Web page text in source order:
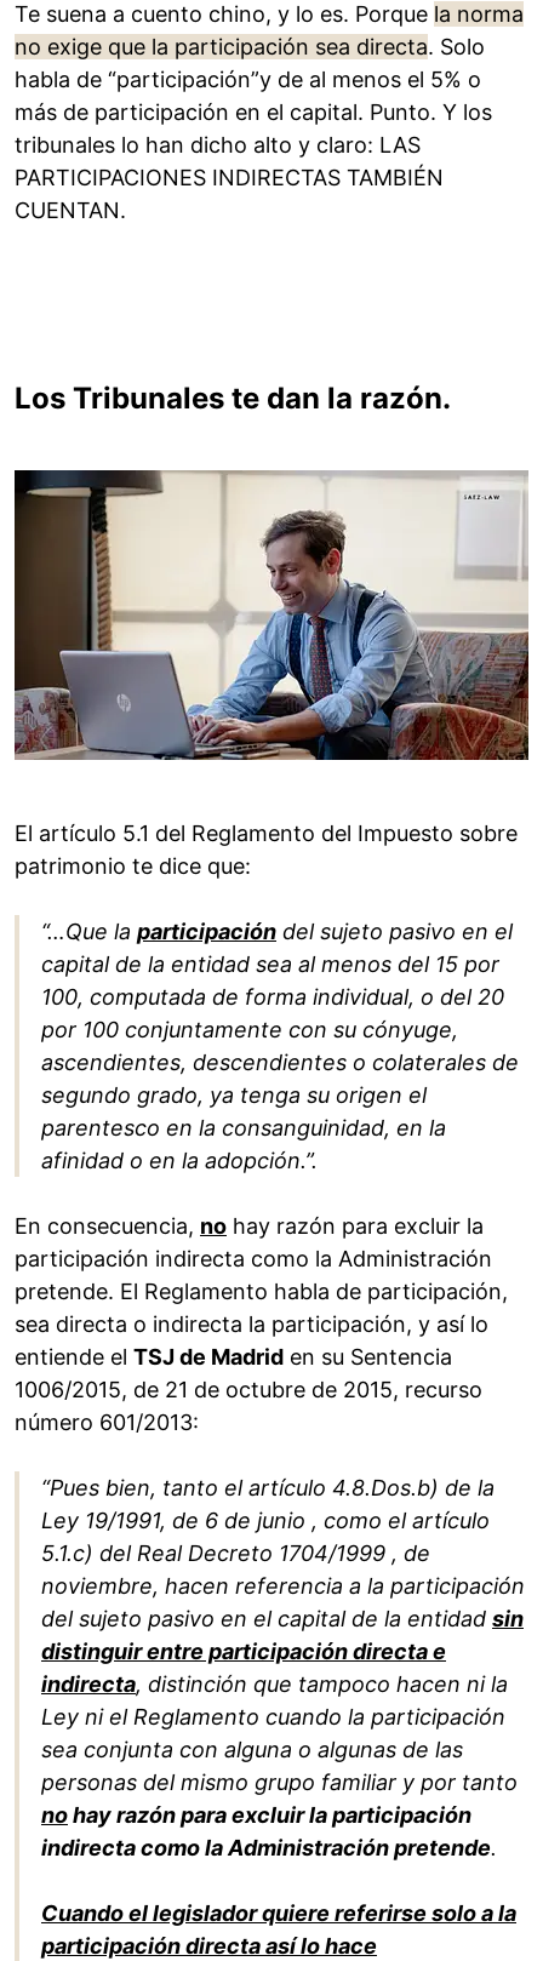
Te suena a cuento chino, y lo es. Porque la norma
no exige que la participación sea directa. Solo
habla de “participación”y de al menos el 5% o
más de participación en el capital. Punto. Y los
tribunales lo han dicho alto y claro: LAS
PARTICIPACIONES INDIRECTAS TAMBIÉN
CUENTAN.
Los Tribunales te dan la razón.
El artículo 5.1 del Reglamento del Impuesto sobre
patrimonio te dice que:
“…Que la participación del sujeto pasivo en el
capital de la entidad sea al menos del 15 por
100, computada de forma individual, o del 20
por 100 conjuntamente con su cónyuge,
ascendientes, descendientes o colaterales de
segundo grado, ya tenga su origen el
parentesco en la consanguinidad, en la
afinidad o en la adopción.”.
En consecuencia, no hay razón para excluir la
participación indirecta como la Administración
pretende. El Reglamento habla de participación,
sea directa o indirecta la participación, y así lo
entiende el TSJ de Madrid en su Sentencia
1006/2015, de 21 de octubre de 2015, recurso
número 601/2013:
“Pues bien, tanto el artículo 4.8.Dos.b) de la
Ley 19/1991, de 6 de junio , como el artículo
5.1.c) del Real Decreto 1704/1999 , de
noviembre, hacen referencia a la participación
del sujeto pasivo en el capital de la entidad sin
distinguir entre participación directa e
indirecta, distinción que tampoco hacen ni la
Ley ni el Reglamento cuando la participación
sea conjunta con alguna o algunas de las
personas del mismo grupo familiar y por tanto
nohay razón para excluir la participación
indirecta como la Administración pretende.
Cuando el legislador quiere referirse solo a la
participación directa así lo hace